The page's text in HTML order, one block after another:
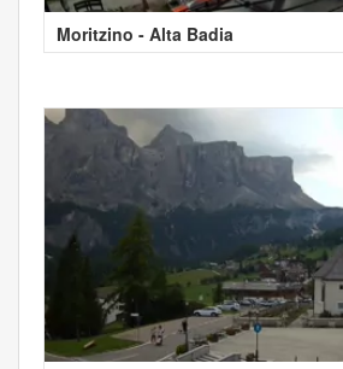
Moritzino - Alta Badia